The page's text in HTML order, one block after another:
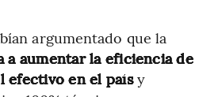
argumentado que la
a aumentar la eficiencia de
efectivo en el paísy